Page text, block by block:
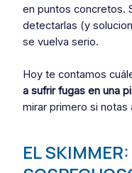
en puntos concretos.
detectarlas (y
se vuelva serio.
Hoy te contamos
a sufrir fugas en una
mirar primero si notas
EL